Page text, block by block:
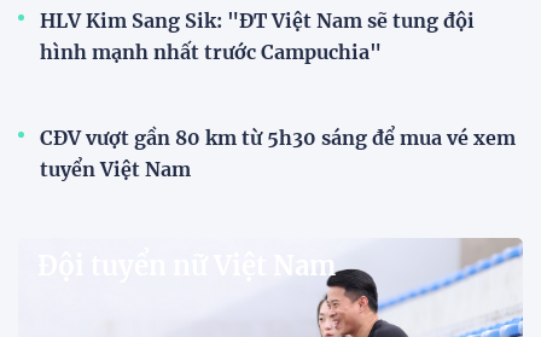
HLV Kim Sang Sik: "ĐT Việt Nam sẽ tung đội
hình mạnh nhất trước Campuchia"
CĐV vượt gần 80 km từ 5h30 sáng để mua vé xem
tuyển Việt Nam
Đội tuyển nữ Việt Nam